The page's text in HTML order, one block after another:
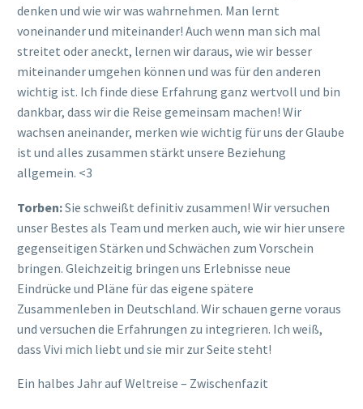
denken und wie wir was wahrnehmen. Man lernt
voneinander und miteinander! Auch wenn man sich mal
streitet oder aneckt, lernen wir daraus, wie wir besser
miteinander umgehen können und was für den anderen
wichtig ist. Ich finde diese Erfahrung ganz wertvoll und bin
dankbar, dass wir die Reise gemeinsam machen! Wir
wachsen aneinander, merken wie wichtig für uns der Glaube
ist und alles zusammen stärkt unsere Beziehung
allgemein. <3
Torben:Sie schweißt definitiv zusammen! Wir versuchen
unser Bestes als Team und merken auch, wie wir hier unsere
gegenseitigen Stärken und Schwächen zum Vorschein
bringen. Gleichzeitig bringen uns Erlebnisse neue
Eindrücke und Pläne für das eigene spätere
Zusammenleben in Deutschland. Wir schauen gerne voraus
und versuchen die Erfahrungen zu integrieren. Ich weiß,
dass Vivi mich liebt und sie mir zur Seite steht!
Ein halbes Jahr auf Weltreise – Zwischenfazit